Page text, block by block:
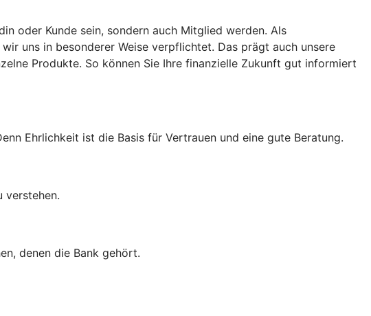
oder Kunde sein, sondern auch Mitglied werden. Als
uns in besonderer Weise verpflichtet. Das prägt auch unsere
Produkte. So können Sie Ihre finanzielle Zukunft gut informiert
Ehrlichkeit ist die Basis für Vertrauen und eine gute Beratung.
verstehen.
denen die Bank gehört.